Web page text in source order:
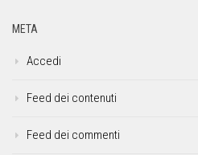
META
Accedi
Feed dei contenuti
Feed dei commenti